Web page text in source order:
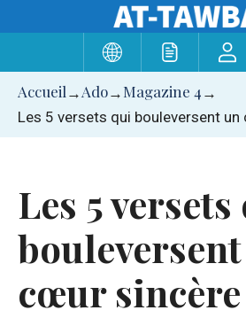
au
Accueil → Ado→ Magazine 4 →
Les 5 versets qui bouleversent
Les 5
cœur sincère